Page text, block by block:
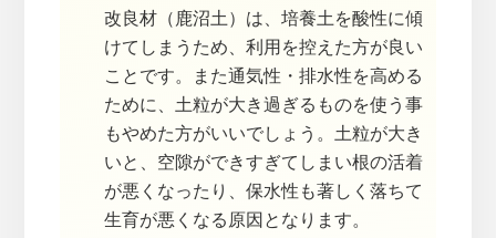
改良材（鹿沼土）は、培養土を酸性に傾
けてしまうため、利用を控えた方が良い
ことです。また通気性・排水性を高める
ために、土粒が大き過ぎるものを使う事
もやめた方がいいでしょう。土粒が大き
いと、空隙ができすぎてしまい根の活着
が悪くなったり、保水性も著しく落ちて
生育が悪くなる原因となります。